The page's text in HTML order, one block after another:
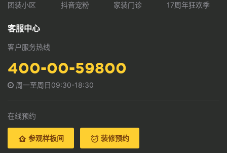
团装小区 抖音宠粉 家装门诊 17周年狂欢季
客服中心
客户服务热线
400-00-59800
周一至周日09:30-18:30
在线预约
参观样板间 装修预约